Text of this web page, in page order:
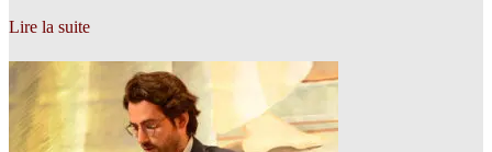
Lire la suite